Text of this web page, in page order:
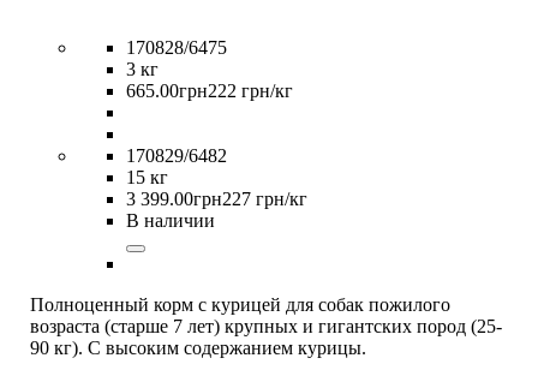
170828/6475
3 кг
665.00грн222 грн/кг
170829/6482
15 кг
3 399.00грн227 грн/кг
В наличии
Полноценный корм с курицей для собак пожилого
возраста (старше 7 лет) крупных и гигантских пород (25-
90 кг). С высоким содержанием курицы.